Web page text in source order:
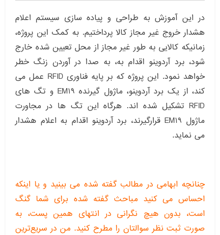
در این آموزش به طراحی و پیاده سازی سیستم اعلام
هشدار خروج غیر مجاز کالا پرداختیم. به کمک این پروژه،
زمانیکه کالایی به طور غیر مجاز از محل تعیین شده خارج
شود، برد آردوینو اقدام به، به صدا در آوردن زنگ خطر
خواهد نمود. این پروژه که بر پایه فناوری RFID عمل می
کند، از یک برد آردوینو، ماژول گیرنده EM19 و تگ های
RFID تشکیل شده اند. هرگاه این تگ ها در مجاورت
ماژول EM19 قرارگیرند، برد آردوینو اقدام به اعلام هشدار
می نماید.
چنانچه ابهامی در مطالب گفته شده می بینید و یا اینکه
احساس می کنید مباحث گفته شده برای شما گنگ
است، بدون هیچ نگرانی در انتهای همین پست، به
صورت ثبت نظر سوالتان را مطرح کنید. من در سریع‌ترین